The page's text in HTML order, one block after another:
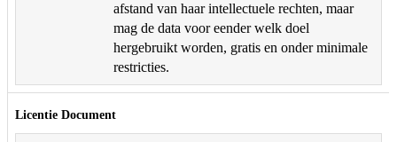
afstand van haar intellectuele rechten, maar
mag de data voor eender welk doel
hergebruikt worden, gratis en onder minimale
restricties.
Licentie Document